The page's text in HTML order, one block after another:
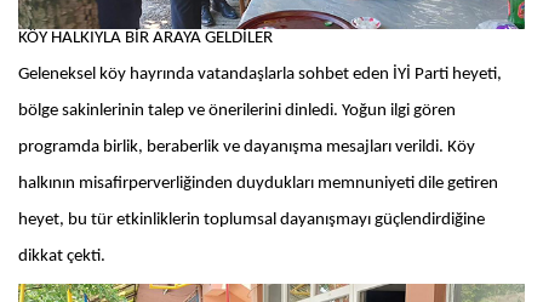
KÖY HALKIYLA BİR ARAYA GELDİLER
Geleneksel köy hayrında vatandaşlarla sohbet eden İYİ Parti heyeti,
bölge sakinlerinin talep ve önerilerini dinledi. Yoğun ilgi gören
programda birlik, beraberlik ve dayanışma mesajları verildi. Köy
halkının misafirperverliğinden duydukları memnuniyeti dile getiren
heyet, bu tür etkinliklerin toplumsal dayanışmayı güçlendirdiğine
dikkat çekti.